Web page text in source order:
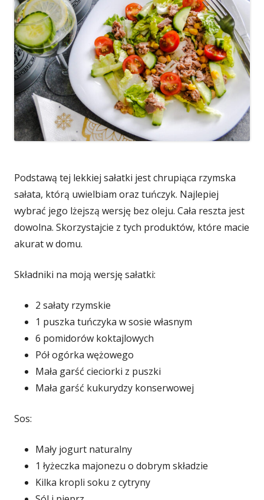
Podstawą tej lekkiej sałatki jest chrupiąca rzymska
sałata, którą uwielbiam oraz tuńczyk. Najlepiej
wybrać jego lżejszą wersję bez oleju. Cała reszta jest
dowolna. Skorzystajcie z tych produktów, które macie
akurat w domu.
Składniki na moją wersję sałatki:
2 sałaty rzymskie
1 puszka tuńczyka w sosie własnym
6 pomidorów koktajlowych
Pół ogórka wężowego
Mała garść cieciorki z puszki
Mała garść kukurydzy konserwowej
Sos:
Mały jogurt naturalny
1 łyżeczka majonezu o dobrym składzie
Kilka kropli soku z cytryny